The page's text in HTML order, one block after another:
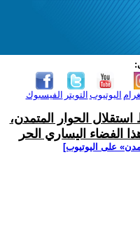
الفيسبوك التويتر اليوتيوب
الحوار المتمدن،
الفضاء اليساري الحر
على اليوتيوب]